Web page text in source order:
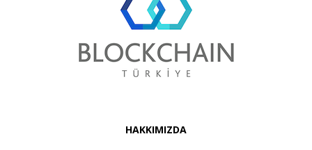
HAKKIMIZDA